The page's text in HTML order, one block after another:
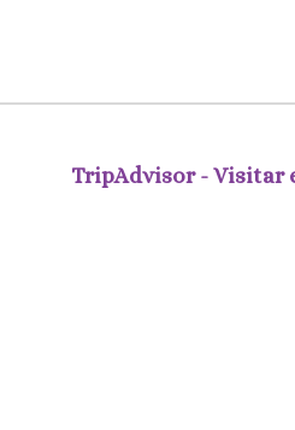
TripAdvisor - Visitar